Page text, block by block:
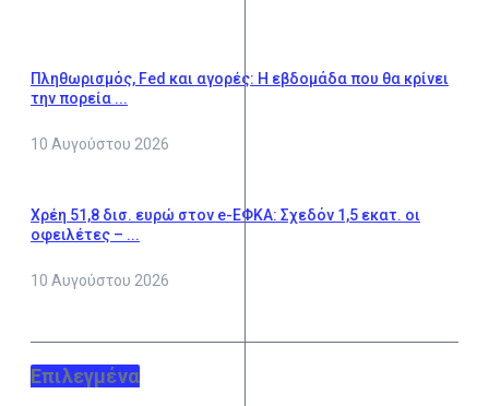
Πληθωρισμός, Fed και αγορές: Η εβδομάδα που θα κρίνει
την πορεία ...
10 Αυγούστου 2026
Χρέη 51,8 δισ. ευρώ στον e-ΕΦΚΑ: Σχεδόν 1,5 εκατ. οι
οφειλέτες – ...
10 Αυγούστου 2026
Επιλεγμένα